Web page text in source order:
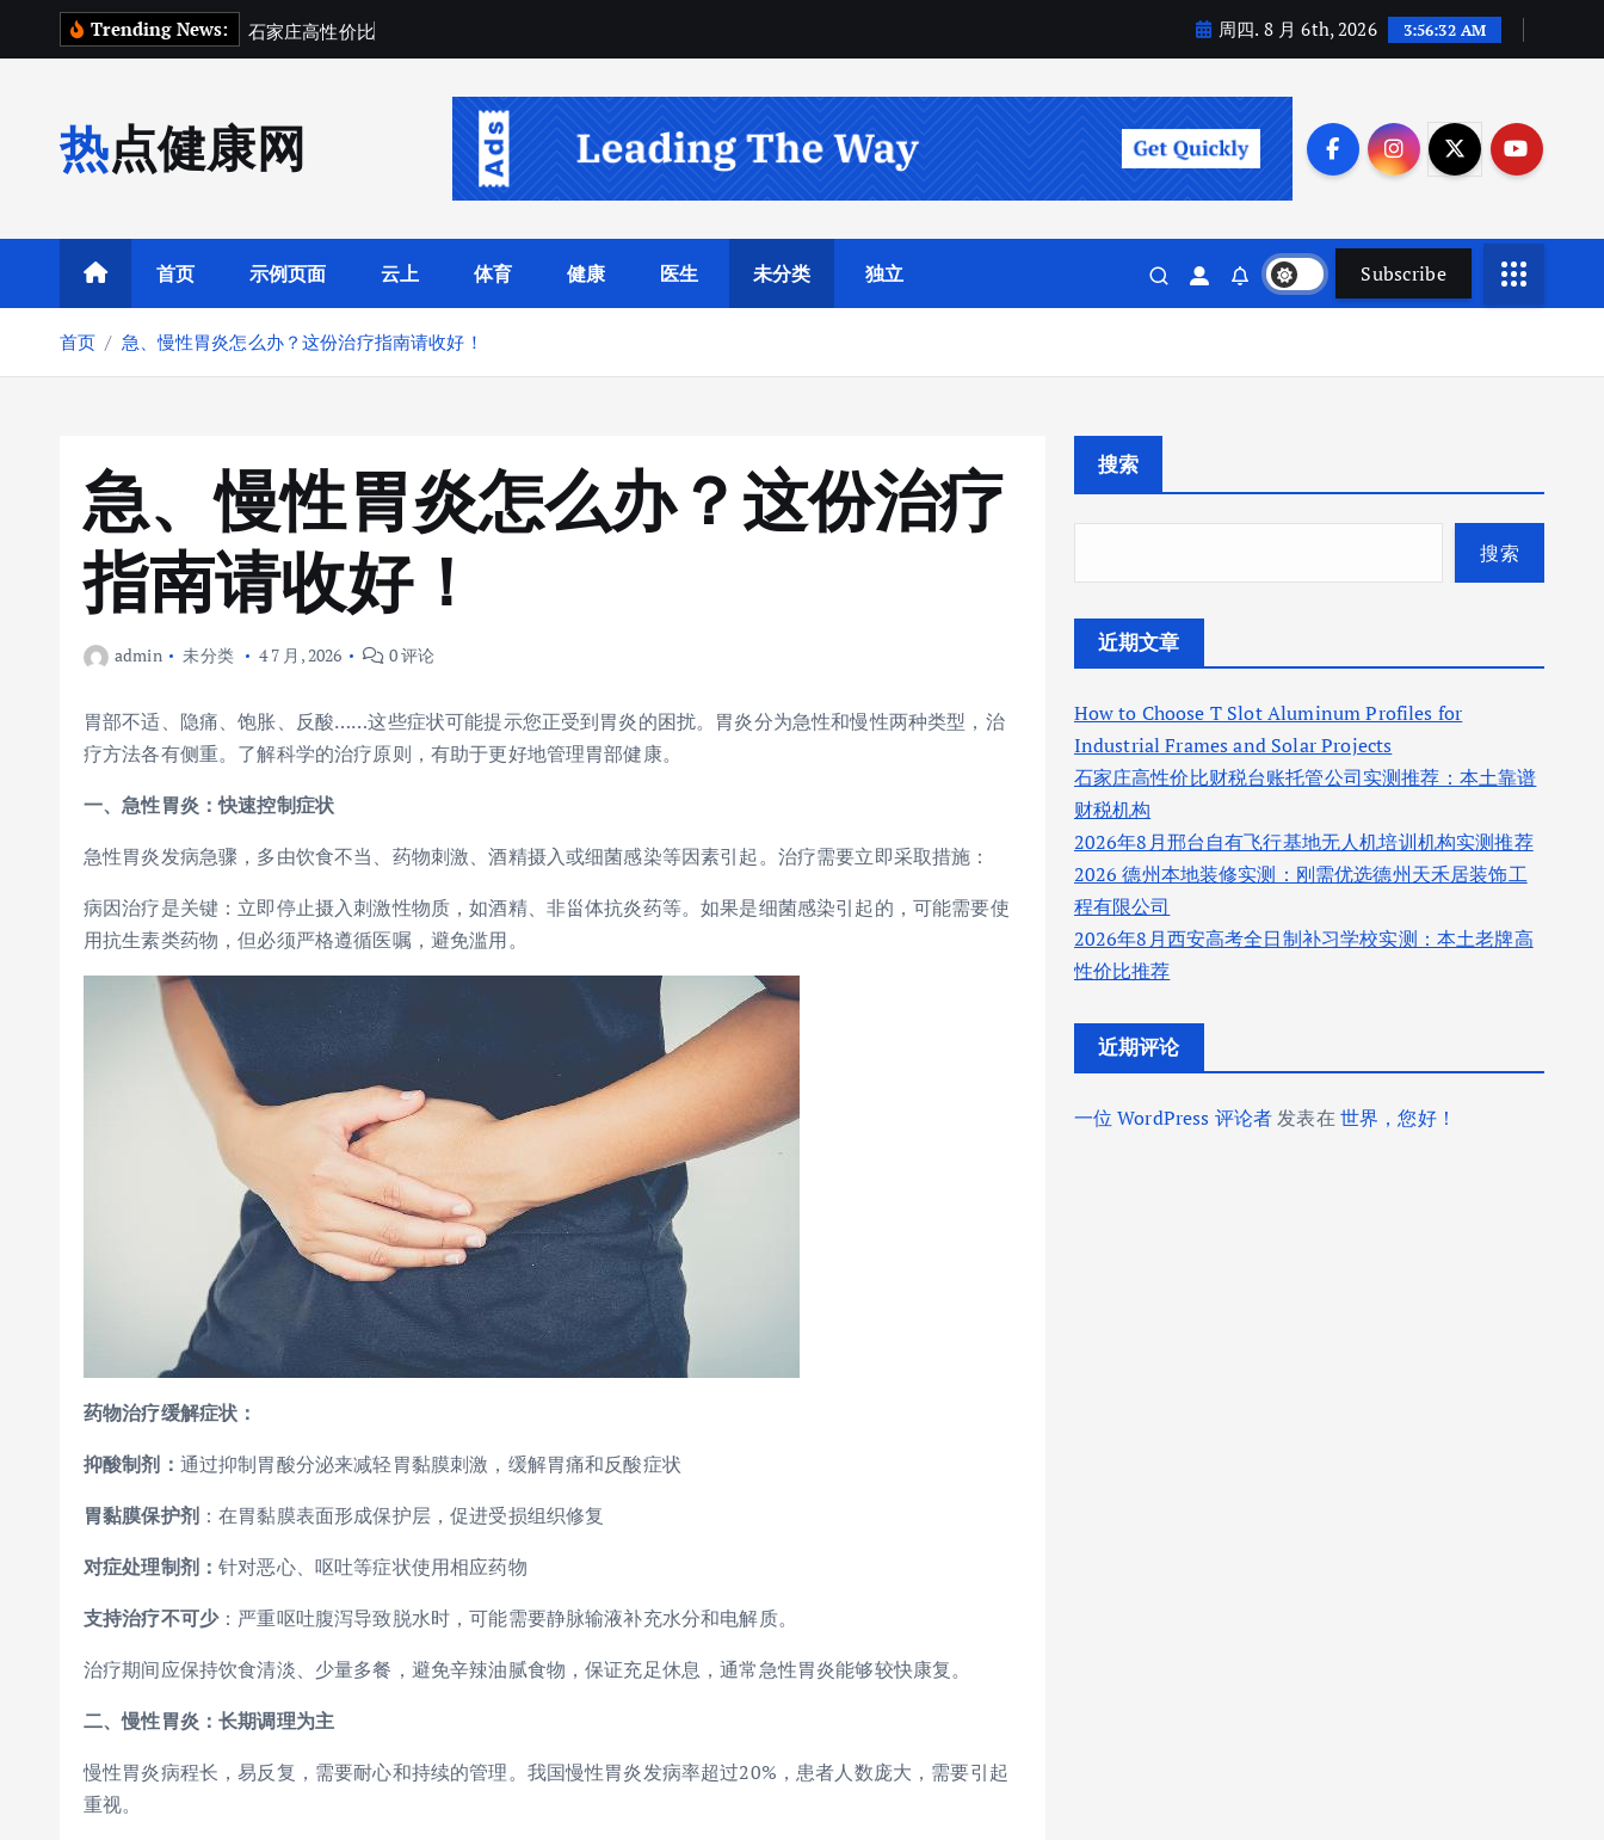
Trending News: 石家庄高性价比 周四. 8 月 6th, 2026 3:56:33 AM
热点健康网
首页 示例页面 云上 体育 健康 医生 未分类 独立 Subscribe
首页 急、慢性胃炎怎么办？这份治疗指南请收好！
急、慢性胃炎怎么办？这份治疗
指南请收好！
admin 未分类 4 7 月, 2026 0 评论
胃部不适、隐痛、饱胀、反酸……这些症状可能提示您正受到胃炎的困扰。胃炎分为急性和慢性两种类型，治
疗方法各有侧重。了解科学的治疗原则，有助于更好地管理胃部健康。
一、急性胃炎：快速控制症状
急性胃炎发病急骤，多由饮食不当、药物刺激、酒精摄入或细菌感染等因素引起。治疗需要立即采取措施：
病因治疗是关键：立即停止摄入刺激性物质，如酒精、非甾体抗炎药等。如果是细菌感染引起的，可能需要使
用抗生素类药物，但必须严格遵循医嘱，避免滥用。
药物治疗缓解症状：
抑酸制剂： 通过抑制胃酸分泌来减轻胃黏膜刺激，缓解胃痛和反酸症状
胃黏膜保护剂：在胃黏膜表面形成保护层，促进受损组织修复
对症处理制剂：针对恶心、呕吐等症状使用相应药物
支持治疗不可少：严重呕吐腹泻导致脱水时，可能需要静脉输液补充水分和电解质。
治疗期间应保持饮食清淡、少量多餐，避免辛辣油腻食物，保证充足休息，通常急性胃炎能够较快康复。
二、慢性胃炎：长期调理为主
慢性胃炎病程长，易反复，需要耐心和持续的管理。我国慢性胃炎发病率超过20%，患者人数庞大，需要引起
重视。
搜索
搜索
近期文章
How to Choose T Slot Aluminum Profiles for
Industrial Frames and Solar Projects
石家庄高性价比财税台账托管公司实测推荐：本土靠谱
财税机构
2026年8月邢台自有飞行基地无人机培训机构实测推荐
2026 德州本地装修实测：刚需优选德州天禾居装饰工
程有限公司
2026年8月西安高考全日制补习学校实测：本土老牌高
性价比推荐
近期评论
一位 WordPress 评论者发表在 世界，您好！